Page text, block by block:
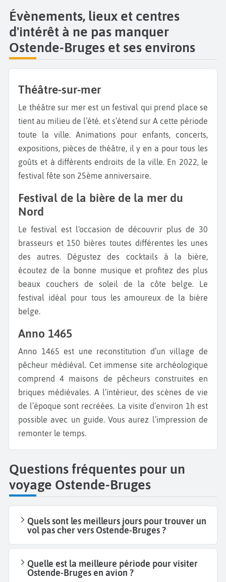
Évènements, lieux et centres
d'intérêt à ne pas manquer
Ostende-Bruges et ses environs
Théâtre-sur-mer
Le théâtre sur mer est un festival qui prend place se
tient au milieu de l’été. et s’étend sur A cette période
toute la ville. Animations pour enfants, concerts,
expositions, pièces de théâtre, il y en a pour tous les
goûts et à différents endroits de la ville. En 2022, le
festival fête son 25ème anniversaire.
Festival de la bière de la mer du
Nord
Le festival est l'occasion de découvrir plus de 30
brasseurs et 150 bières toutes différentes les unes
des autres. Dégustez des cocktails à la bière,
écoutez de la bonne musique et profitez des plus
beaux couchers de soleil de la côte belge. Le
festival idéal pour tous les amoureux de la bière
belge.
Anno 1465
Anno 1465 est une reconstitution d’un village de
pêcheur médiéval. Cet immense site archéologique
comprend 4 maisons de pêcheurs construites en
briques médiévales. A l’intérieur, des scènes de vie
de l’époque sont recréées. La visite d’environ 1h est
possible avec un guide. Vous aurez l’impression de
remonter le temps.
Questions fréquentes pour un
voyage Ostende-Bruges
Quels sont les meilleurs jours pour trouver un
vol pas cher vers Ostende-Bruges ?
Quelle est la meilleure période pour visiter
Ostende-Bruges en avion ?